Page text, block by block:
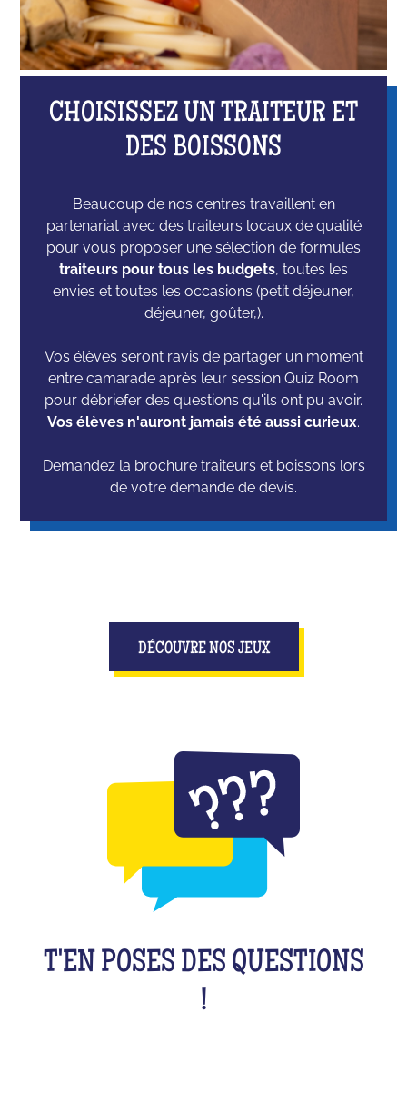
CHOISISSEZ UN TRAITEUR ET
DES BOISSONS
Beaucoup de nos centres travaillent en
partenariat avec des traiteurs locaux de qualité
pour vous proposer une sélection de formules
traiteurs pour tous les budgets, toutes les
envies et toutes les occasions (petit déjeuner,
déjeuner, goûter,).
Vos élèves seront ravis de partager un moment
entre camarade après leur session Quiz Room
pour débriefer des questions qu'ils ont pu avoir.
Vos élèves n'auront jamais été aussi curieux.
Demandez la brochure traiteurs et boissons lors
de votre demande de devis.
DÉCOUVRE NOS JEUX
T'EN POSES DES QUESTIONS
!